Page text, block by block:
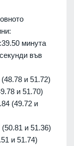
минута
във
и 51.72)
и 51.70)
(49.72 и
и 51.36)
и 51.74)